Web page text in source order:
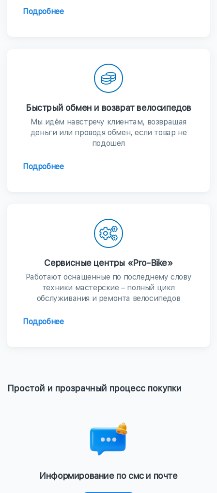
Подробнее
Быстрый обмен и возврат велосипедов
Мы идём навстречу клиентам, возвращая
деньги или проводя обмен, если товар не
подошел
Подробнее
Сервисные центры «Pro-Bike»
Работают оснащенные по последнему слову
техники мастерские – полный цикл
обслуживания и ремонта велосипедов
Подробнее
Простой и прозрачный процесс покупки
Информирование по смс и почте